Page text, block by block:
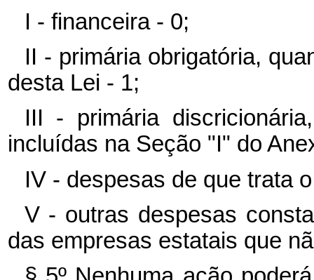
I - financeira - 0;
II - primária obrigatória,
desta Lei - 1;
III - primária
incluídas na Seção "I" do
IV - despesas de que trata
V - outras despesas
das empresas estatais que